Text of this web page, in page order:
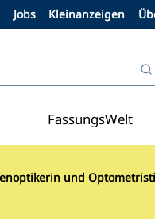
Jobs Kleinanzeigen
FassungsWelt
und